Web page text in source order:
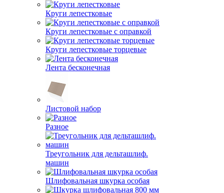
Круги лепестковые
Круги лепестковые с оправкой
Круги лепестковые торцевые
Лента бесконечная
Листовой набор
Разное
Треугольник для дельташлиф.
машин
Шлифовальная шкурка особая